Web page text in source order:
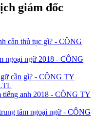
giám đốc
cần thủ tục gì? - CÔNG
ngoại ngữ 2018 - CÔNG
cần gì? - CÔNG TY
tiếng anh 2018 - CÔNG TY
tâm ngoại ngữ - CÔNG